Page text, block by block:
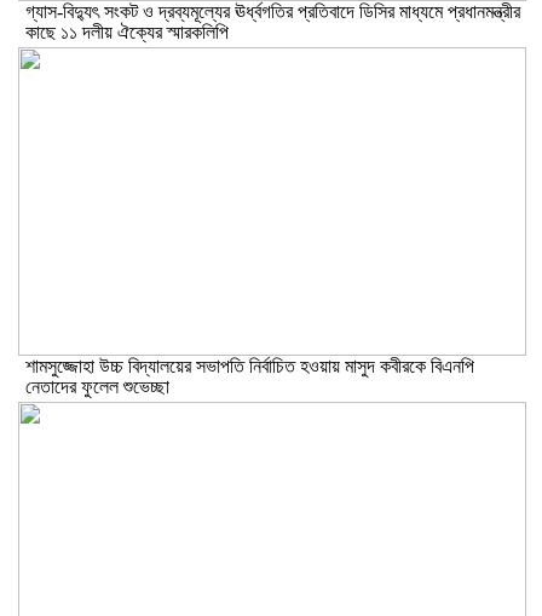
গ্যাস-বিদ্যুৎ সংকট ও দ্রব্যমূল্যের ঊর্ধ্বগতির প্রতিবাদে ডিসির মাধ্যমে প্রধানমন্ত্রীর
কাছে ১১ দলীয় ঐক্যের স্মারকলিপি
শামসুজ্জোহা উচ্চ বিদ্যালয়ের সভাপতি নির্বাচিত হওয়ায় মাসুদ কবীরকে বিএনপি
নেতাদের ফুলেল শুভেচ্ছা